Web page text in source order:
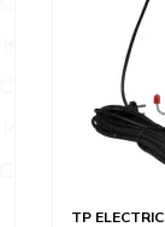
TP ELECTRIC